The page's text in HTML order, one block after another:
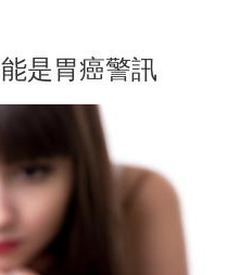
是胃癌警訊